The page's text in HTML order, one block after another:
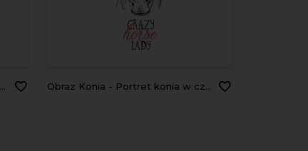
Obraz Konia - Portret konia w czerwonej opasce i okularach